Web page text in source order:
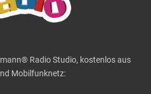
Radio Studio, kostenlos aus
Mobilfunknetz: